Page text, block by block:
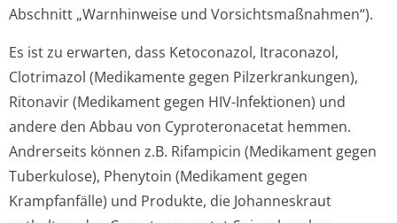
Abschnitt „Warnhinweise und Vorsichtsmaßnah­men“).
Es ist zu erwarten, dass Ketoconazol, Itraconazol,
Clotrimazol (Medikamente gegen Pilzerkrankungen),
Ritonavir (Medikament gegen HIV-Infektionen) und
andere den Abbau von Cyproteronacetat hemmen.
Andrerseits können z.B. Rifampicin (Medikament gegen
Tuberkulose), Phenytoin (Medikament gegen
Krampfanfälle) und Produkte, die Johanneskraut